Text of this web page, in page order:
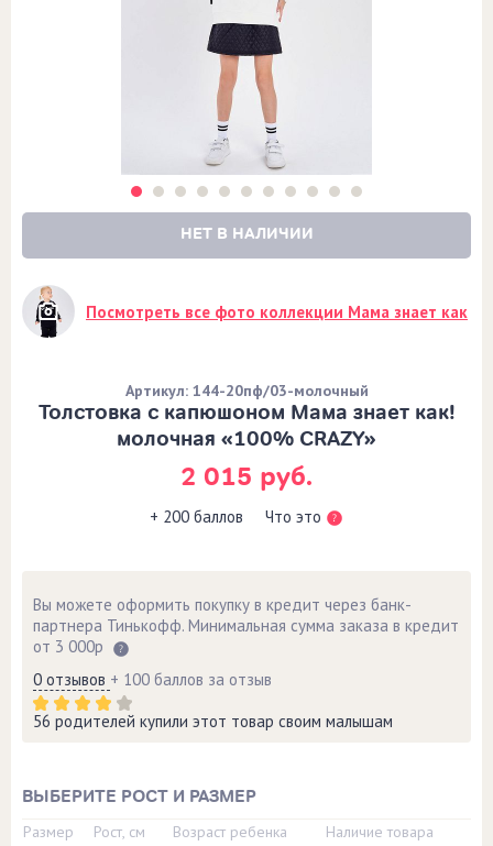
НЕТ В НАЛИЧИИ
Посмотреть все фото коллекции Мама знает как
2 015 руб.
Толстовка с капюшоном Мама знает как!
молочная «100% CRAZY»
Артикул: 144-20пф/03-молочный
+ 200 баллов Что это
Вы можете оформить покупку в кредит через банк-
партнера Тинькофф. Минимальная сумма заказа в кредит
от 3 000р
0 отзывов + 100 баллов за отзыв
56 родителей купили этот товар своим малышам
ВЫБЕРИТЕ РОСТ И РАЗМЕР
Размер Рост, см Возраст ребенка Наличие товара